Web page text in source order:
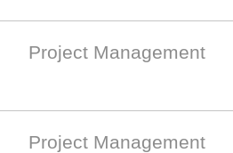
Project Management
Project Management